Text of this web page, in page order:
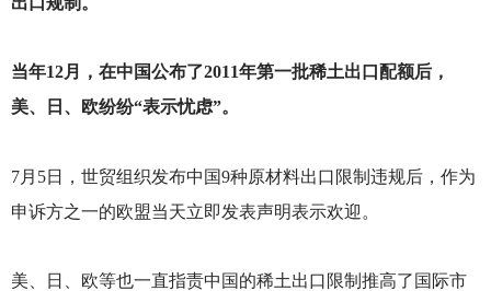
当年12月，在中国公布了2011年第一批稀土出口配额后，
美、日、欧纷纷“表示忧虑”。
7月5日，世贸组织发布中国9种原材料出口限制违规后，作为
申诉方之一的欧盟当天立即发表声明表示欢迎。
美、日、欧等也一直指责中国的稀土出口限制推高了国际市